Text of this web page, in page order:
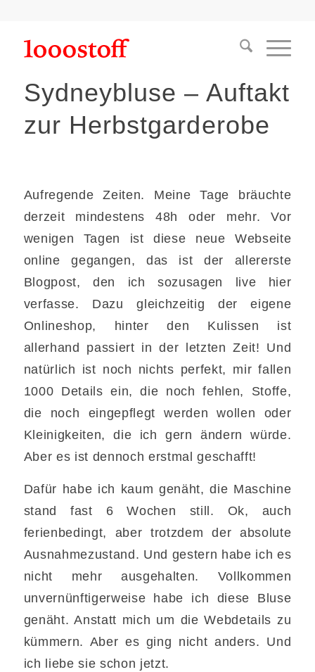
Sydneybluse – Auftakt
zur Herbstgarderobe
Aufregende Zeiten. Meine Tage bräuchte
derzeit mindestens 48h oder mehr. Vor
wenigen Tagen ist diese neue Webseite
online gegangen, das ist der allererste
Blogpost, den ich sozusagen live hier
verfasse. Dazu gleichzeitig der eigene
Onlineshop, hinter den Kulissen ist
allerhand passiert in der letzten Zeit! Und
natürlich ist noch nichts perfekt, mir fallen
1000 Details ein, die noch fehlen, Stoffe,
die noch eingepflegt werden wollen oder
Kleinigkeiten, die ich gern ändern würde.
Aber es ist dennoch erstmal geschafft!
Dafür habe ich kaum genäht, die Maschine
stand fast 6 Wochen still. Ok, auch
ferienbedingt, aber trotzdem der absolute
Ausnahmezustand. Und gestern habe ich es
nicht mehr ausgehalten. Vollkommen
unvernünftigerweise habe ich diese Bluse
genäht. Anstatt mich um die Webdetails zu
kümmern. Aber es ging nicht anders. Und
ich liebe sie schon jetzt.